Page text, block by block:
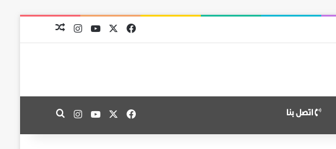
فيسبوك
‫X
‫YouTubeانستقراممقال عشوائي
اتصل بنا فيسبوك
‫X
‫YouTubeانستقرامبحث عن